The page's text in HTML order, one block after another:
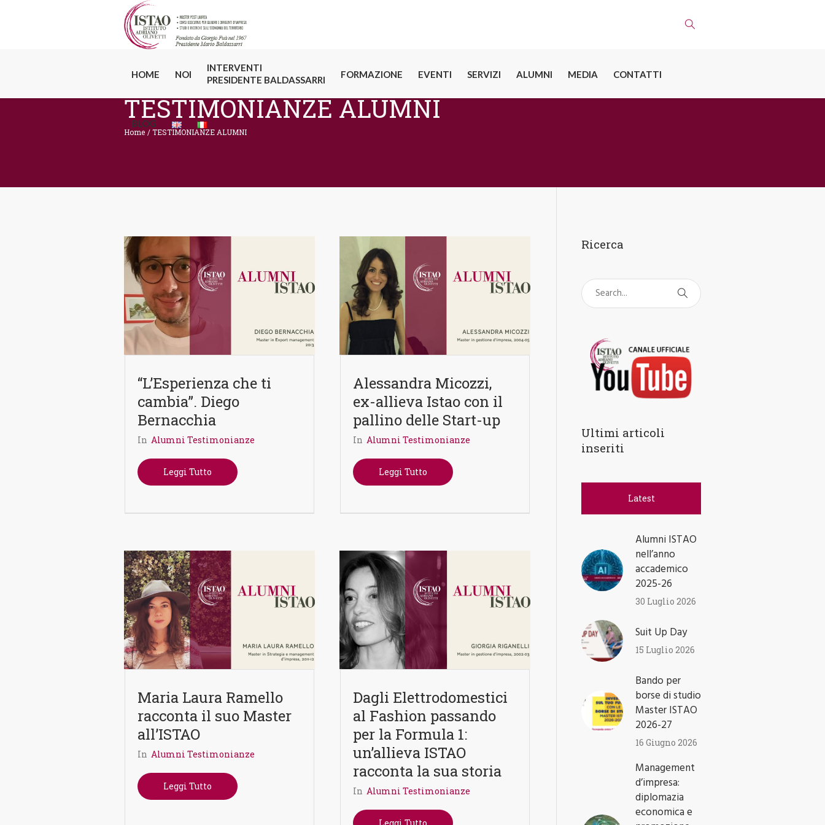
HOME NOI
INTERVENTI
PRESIDENTE BALDASSARRI
FORMAZIONE EVENTI SERVIZI ALUMNI MEDIA CONTATTI
BLOG
TESTIMONIANZE ALUMNI
Home /TESTIMONIANZE ALUMNI
“L’Esperienza che ti
cambia”. Diego
Bernacchia
In Alumni Testimonianze
Leggi Tutto
Alessandra Micozzi,
ex-allieva Istao con il
pallino delle Start-up
In Alumni Testimonianze
Leggi Tutto
Maria Laura Ramello
racconta il suo Master
all’ISTAO
In Alumni Testimonianze
Leggi Tutto
Dagli Elettrodomestici
al Fashion passando
per la Formula 1:
un’allieva ISTAO
racconta la sua storia
In Alumni Testimonianze
Leggi Tutto
Ricerca
Ultimi articoli
inseriti
Latest
Alumni ISTAO
nell’anno
accademico
2025-26
30 Luglio 2026
Suit Up Day
15 Luglio 2026
Bando per
borse di studio
Master ISTAO
2026-27
16 Giugno 2026
Management
d’impresa:
diplomazia
economica e